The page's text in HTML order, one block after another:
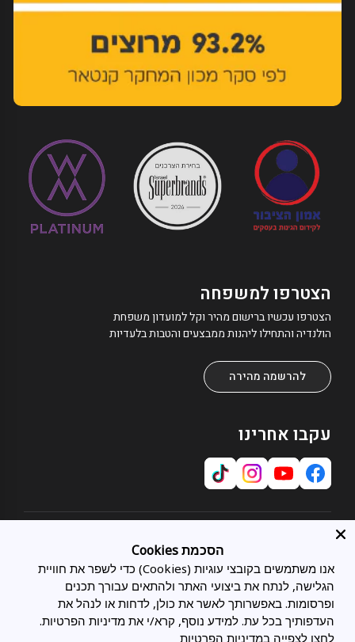
שירות לקוחות
צרו קשר
מועדון לקוחות
בלוג
סניפים
תחומי התמחות
כל המיטות
מיטות מתכווננות
מיטות זוגיות
משפטי
הצטרפו למשפחה
הצטרפו עכשיו ברישום מהיר וקל למועדון משפחת
הולנדיה והתחילו ליהנות ממבצעים והטבות בלעדיות
להרשמה מהירה
עקבו אחרינו
הסכמת Cookies
אנו משתמשים בקובצי עוגיות (Cookies) כדי לשפר את חוויית
הגלישה, לנתח את ביצועי האתר ולהתאים עבורך תכנים
ופרסומות. באפשרותך לאשר את כולן, לדחות או לנהל את
העדפותיך בכל עת. למידע נוסף, קרא/י את מדיניות הפרטיות.
לחצו לצפייה במדיניות הפרטיות